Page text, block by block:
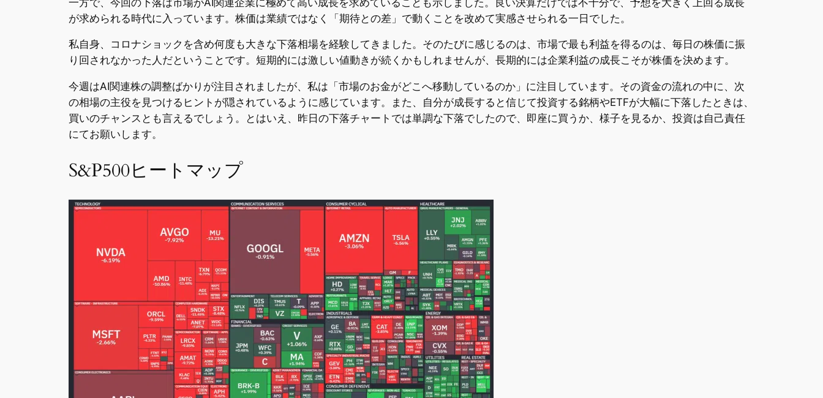
が求められる時代に入っています。株価は業績ではなく「期待との差」で動くことを改めて実感させられる一日でした。
私自身、コロナショックを含め何度も大きな下落相場を経験してきました。そのたびに感じるのは、市場で最も利益を得るのは、毎日の株価に振
り回されなかった人だということです。短期的には激しい値動きが続くかもしれませんが、長期的には企業利益の成長こそが株価を決めます。
今週はAI関連株の調整ばかりが注目されましたが、私は「市場のお金がどこへ移動しているのか」に注目しています。その資金の流れの中に、次
の相場の主役を見つけるヒントが隠されているように感じています。また、自分が成長すると信じて投資する銘柄やETFが大幅に下落したときは、
買いのチャンスとも言えるでしょう。とはいえ、昨日の下落チャートでは単調な下落でしたので、即座に買うか、様子を見るか、投資は自己責任
にてお願いします。
S&P500ヒートマップ